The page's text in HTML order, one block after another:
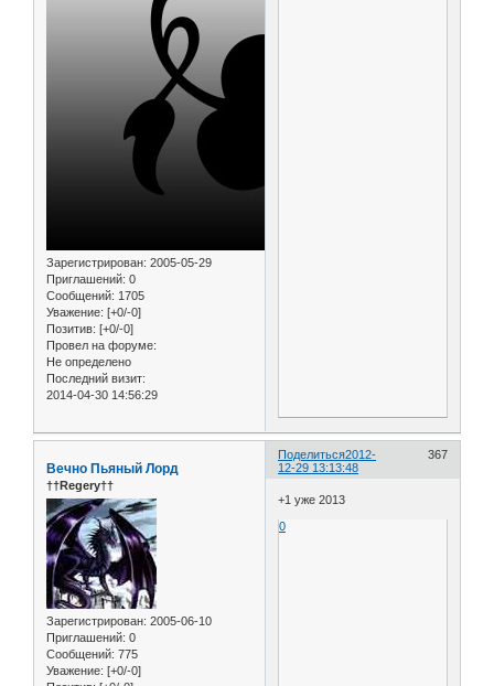
Зарегистрирован: 2005-05-29
Приглашений: 0
Сообщений: 1705
Уважение: [+0/-0]
Позитив: [+0/-0]
Провел на форуме:
Не определено
Последний визит:
2014-04-30 14:56:29
Поделиться 367
2012-
12-29 13:13:48
Вечно Пьяный Лорд
††Regery††
Зарегистрирован: 2005-06-10
Приглашений: 0
Сообщений: 775
Уважение: [+0/-0]
+1 уже 2013
0